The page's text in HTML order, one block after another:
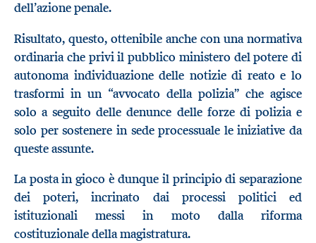
dell’azione penale.
Risultato, questo, ottenibile anche con una normativa
ordinaria che privi il pubblico ministero del potere di
autonoma individuazione delle notizie di reato e lo
trasformi in un “avvocato della polizia” che agisce
solo a seguito delle denunce delle forze di polizia e
solo per sostenere in sede processuale le iniziative da
queste assunte.
La posta in gioco è dunque il principio di separazione
dei poteri, incrinato dai processi politici ed
istituzionali messi in moto dalla riforma
costituzionale della magistratura.